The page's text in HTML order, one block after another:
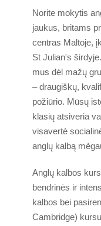
Veikla
Vadovų komanda
Apdovanojimai
ST žvaigždžių
Akreditacija
Atsiliepimai
Erasmus+
Patogūs mokyklos
Gyvenimas šeimoje
Norite mokytis
jaukus, britams
centras Maltoje,
St Julian's
mus dėl mažų
– draugiškų,
požiūrio. Mūsų
klasių atsiveria
visavertė
anglų kalbą
Anglų kalbos
bendrinės ir
kalbos bei
Cambridge)